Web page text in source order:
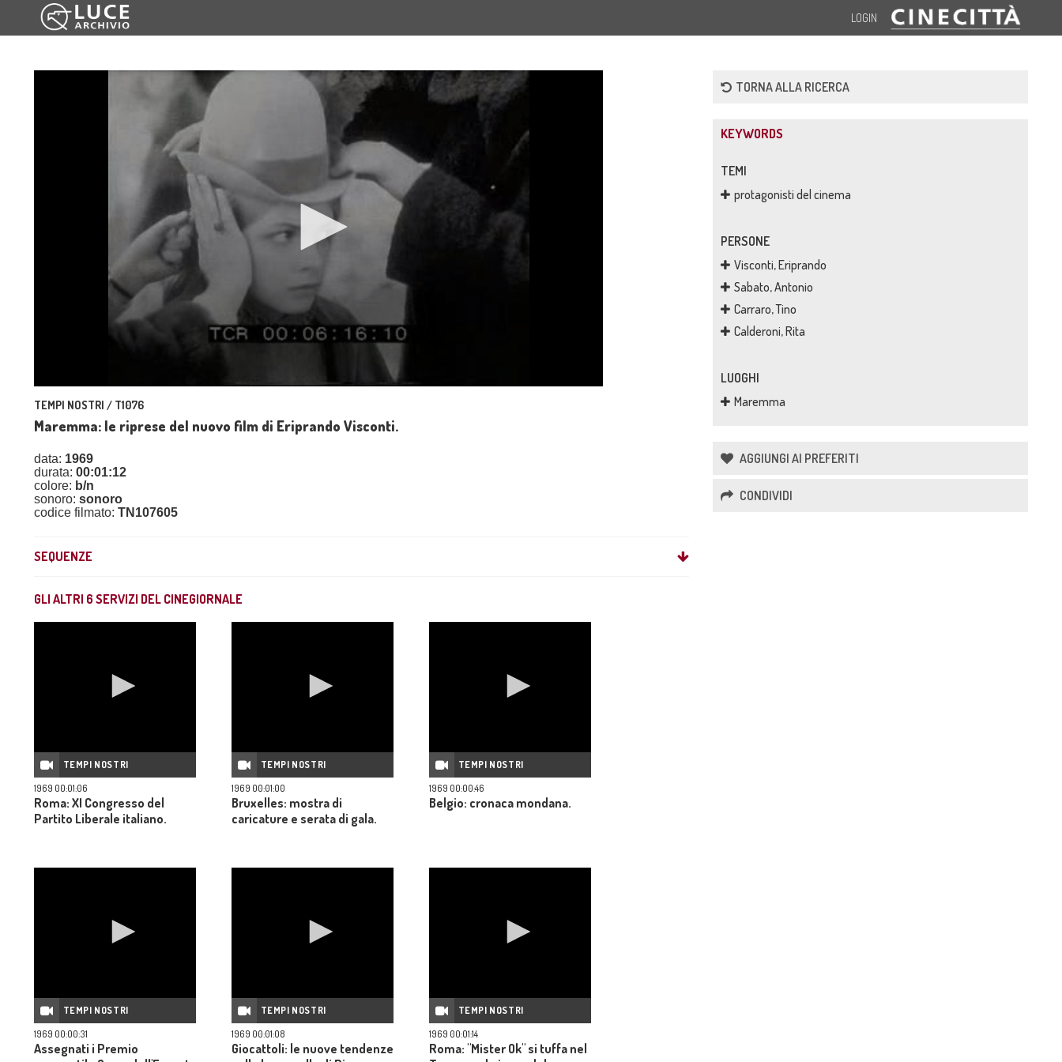
LOGIN
TEMPI NOSTRI / T1076
Maremma: le riprese del nuovo film di Eriprando Visconti.
data: 1969
durata: 00:01:12
colore: b/n
sonoro: sonoro
codice filmato: TN107605
SEQUENZE
GLI ALTRI 6 SERVIZI DEL CINEGIORNALE
TEMPI NOSTRI
1969 00:01:06
Roma: XI Congresso del
Partito Liberale italiano.
TEMPI NOSTRI
1969 00:01:00
Bruxelles: mostra di
caricature e serata di gala.
TEMPI NOSTRI
1969 00:00:46
Belgio: cronaca mondana.
TEMPI NOSTRI
1969 00:00:31
Assegnati i Premio
TEMPI NOSTRI
1969 00:01:08
Giocattoli: le nuove tendenze
TEMPI NOSTRI
1969 00:01:14
Roma: "Mister Ok" si tuffa nel
TORNA ALLA RICERCA
KEYWORDS
TEMI
protagonisti del cinema
PERSONE
Visconti, Eriprando
Sabato, Antonio
Carraro, Tino
Calderoni, Rita
LUOGHI
Maremma
AGGIUNGI AI PREFERITI
CONDIVIDI